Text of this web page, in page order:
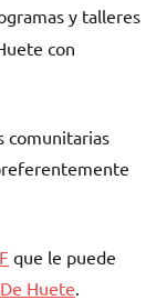
у talleres
сοn
comunitarias
quе le puede
Huete